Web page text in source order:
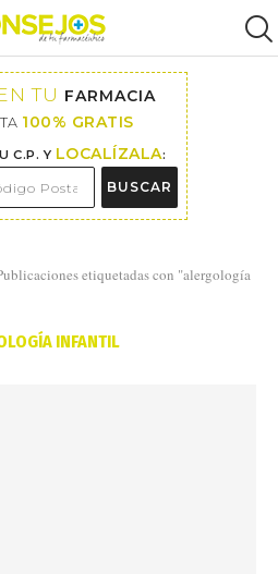
TU FARMACIA
100% GRATIS
C.P. Y LOCALÍZALA:
BUSCAR
etiquetadas con "alergología
INFANTIL